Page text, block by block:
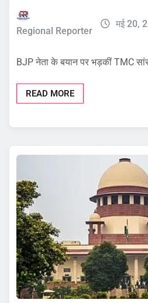
Regional Reporter
मई 20,
BJP नेता के बयान पर भड़कीं TMC
READ MORE